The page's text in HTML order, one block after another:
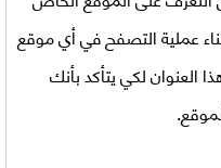
عملية التصفح في أي موقع
العنوان لكي يتأكد بأنك